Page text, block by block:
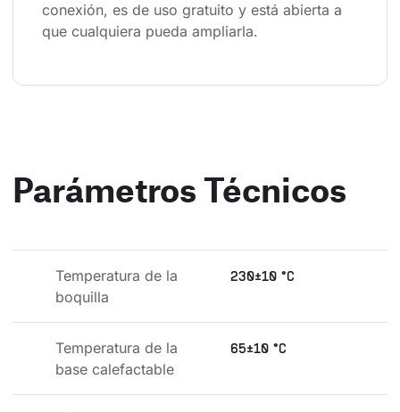
conexión, es de uso gratuito y está abierta a
que cualquiera pueda ampliarla.
Parámetros Técnicos
Temperatura de la
boquilla
230±10 °C
Temperatura de la
base calefactable
65±10 °C